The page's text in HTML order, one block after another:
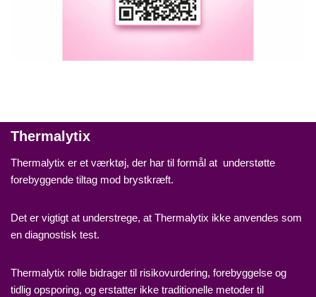
Thermalytix
Thermalytix er et værktøj, der har til formål at understøtte
forebyggende tiltag mod brystkræft.
Det er vigtigt at understrege, at Thermalytix ikke anvendes som
en diagnostisk test.
Thermalytix rolle bidrager til risikovurdering, forebyggelse og
tidlig opsporing, og erstatter ikke traditionelle metoder til